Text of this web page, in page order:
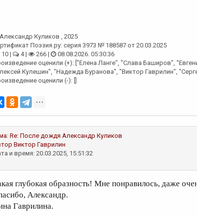
Александр Куликов , 2025
Поэзия.ру: серия 3973 № 188587 от 20.03.2025
10 |
4 | 266 |
08.08.2026. 05:30:36
оценили (+): ["Елена Ланге", "Слава Баширов",
Кулешин", "Надежда Буранова", "Виктор Гаврилин",
оценили (-): []
Re: После дождя Александр Куликов
Виктор Гаврилин
и время: 20.03.2025, 15:51:32
глубокая образность! Мне понравилось, даже
Александр.
Гаврилина.